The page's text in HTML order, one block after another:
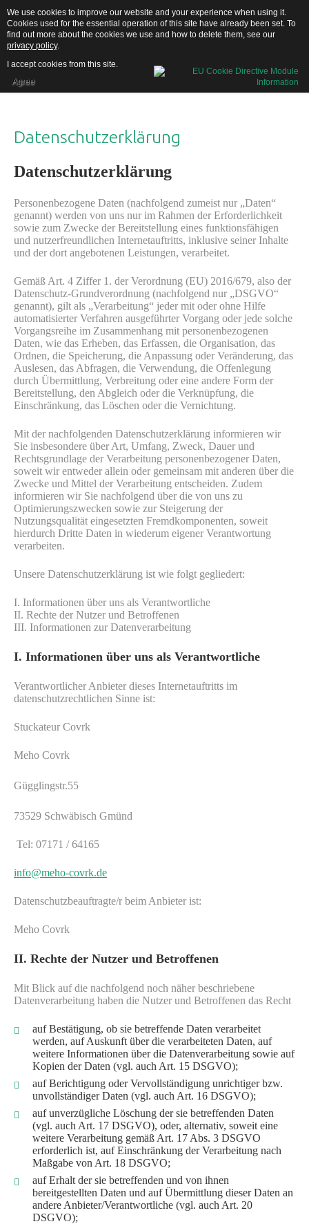
Über uns
Leistungen
Wärmedämmsysteme (WDVS)
Putz (außen und innen)
Stuckarbeiten
Trockenbau
Gerüstbau
Malerarbeiten
Altbausanierung
Asbestsanierung nach TRGS 519
Die Wohnbedürfnis - Analyse
geschlossenen R&auml;umen.
Wann rechnet sich eine D&auml;mmung?
Deutsche Stuckateure sind Europameister
Stuckateure
Leistungen
Referenzen
Kontakt
Impressum
Datenschutzerklärung
Datenschutzerklärung
Personenbezogene Daten (nachfolgend zumeist nur „Daten“
genannt) werden von uns nur im Rahmen der Erforderlichkeit
sowie zum Zwecke der Bereitstellung eines funktionsfähigen
und nutzerfreundlichen Internetauftritts, inklusive seiner Inhalte
und der dort angebotenen Leistungen, verarbeitet.
Gemäß Art. 4 Ziffer 1. der Verordnung (EU) 2016/679, also der
Datenschutz-Grundverordnung (nachfolgend nur „DSGVO“
genannt), gilt als „Verarbeitung“ jeder mit oder ohne Hilfe
automatisierter Verfahren ausgeführter Vorgang oder jede solche
Vorgangsreihe im Zusammenhang mit personenbezogenen
Daten, wie das Erheben, das Erfassen, die Organisation, das
Ordnen, die Speicherung, die Anpassung oder Veränderung, das
Auslesen, das Abfragen, die Verwendung, die Offenlegung
durch Übermittlung, Verbreitung oder eine andere Form der
Bereitstellung, den Abgleich oder die Verknüpfung, die
Einschränkung, das Löschen oder die Vernichtung.
Mit der nachfolgenden Datenschutzerklärung informieren wir
Sie insbesondere über Art, Umfang, Zweck, Dauer und
Rechtsgrundlage der Verarbeitung personenbezogener Daten,
soweit wir entweder allein oder gemeinsam mit anderen über die
Zwecke und Mittel der Verarbeitung entscheiden. Zudem
informieren wir Sie nachfolgend über die von uns zu
Optimierungszwecken sowie zur Steigerung der
Nutzungsqualität eingesetzten Fremdkomponenten, soweit
hierdurch Dritte Daten in wiederum eigener Verantwortung
verarbeiten.
Unsere Datenschutzerklärung ist wie folgt gegliedert:
I. Informationen über uns als Verantwortliche
II. Rechte der Nutzer und Betroffenen
III. Informationen zur Datenverarbeitung
I. Informationen über uns als Verantwortliche
Verantwortlicher Anbieter dieses Internetauftritts im
datenschutzrechtlichen Sinne ist:
Stuckateur Covrk
Meho Covrk
Gügglingstr.55
73529 Schwäbisch Gmünd
Tel: 07171 / 64165
info@meho-covrk.de
Datenschutzbeauftragte/r beim Anbieter ist:
Meho Covrk
II. Rechte der Nutzer und Betroffenen
Mit Blick auf die nachfolgend noch näher beschriebene
Datenverarbeitung haben die Nutzer und Betroffenen das Recht
auf Bestätigung, ob sie betreffende Daten verarbeitet
werden, auf Auskunft über die verarbeiteten Daten, auf
weitere Informationen über die Datenverarbeitung sowie auf
Kopien der Daten (vgl. auch Art. 15 DSGVO);
auf Berichtigung oder Vervollständigung unrichtiger bzw.
unvollständiger Daten (vgl. auch Art. 16 DSGVO);
auf unverzügliche Löschung der sie betreffenden Daten
(vgl. auch Art. 17 DSGVO), oder, alternativ, soweit eine
weitere Verarbeitung gemäß Art. 17 Abs. 3 DSGVO
erforderlich ist, auf Einschränkung der Verarbeitung nach
Maßgabe von Art. 18 DSGVO;
auf Erhalt der sie betreffenden und von ihnen
bereitgestellten Daten und auf Übermittlung dieser Daten an
andere Anbieter/Verantwortliche (vgl. auch Art. 20
DSGVO);
We use cookies to improve our website and your experience when using it.
Cookies used for the essential operation of this site have already been set. To
find out more about the cookies we use and how to delete them, see our
privacy policy.
I accept cookies from this site.
Agree